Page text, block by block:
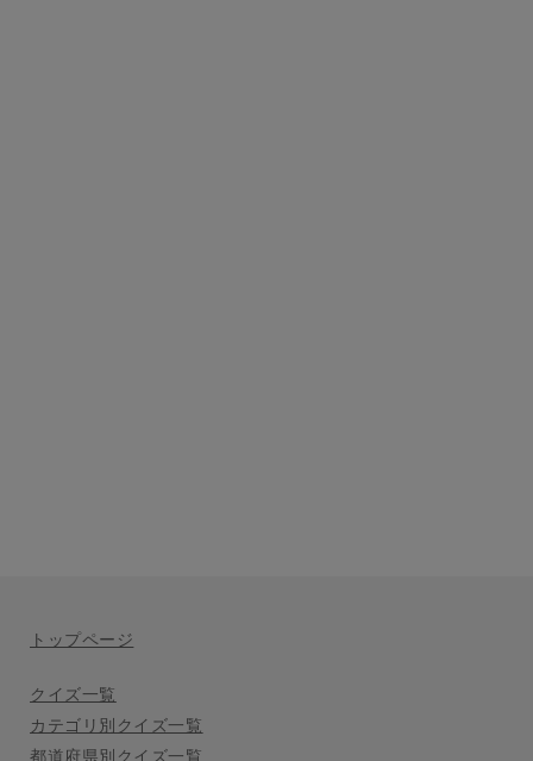
トップページ
クイズ一覧
カテゴリ別クイズ一覧
都道府県別クイズ一覧